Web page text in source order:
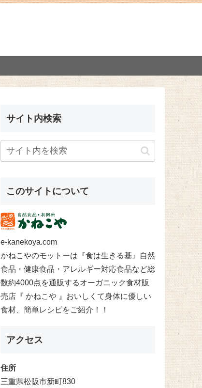
サイト内検索
このサイトについて
e-kanekoya.com
かねこやのモットーは『食は生きる基』自然
食品・健康食品・アレルギー対応食品など総
数約4000点を通販するオーガニック食材販
売店『 かねこや 』おいしくて身体に優しい
食材、簡単レシピをご紹介！！
アクセス
住所
三重県松阪市新町830